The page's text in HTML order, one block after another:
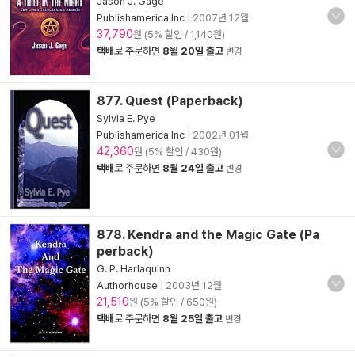
Publishamerica Inc
2007년 12월
37,790원 (5% 할인 / 1,140원)
택배로 주문하면 8월 20일 출고 변경
877. Quest (Paperback)
Sylvia E. Pye
Publishamerica Inc
2002년 01월
42,360원 (5% 할인 / 430원)
택배로 주문하면 8월 24일 출고 변경
878. Kendra and the Magic Gate (Pa
perback)
G. P. Harlaquinn
Authorhouse
2003년 12월
21,510원 (5% 할인 / 650원)
택배로 주문하면 8월 25일 출고 변경